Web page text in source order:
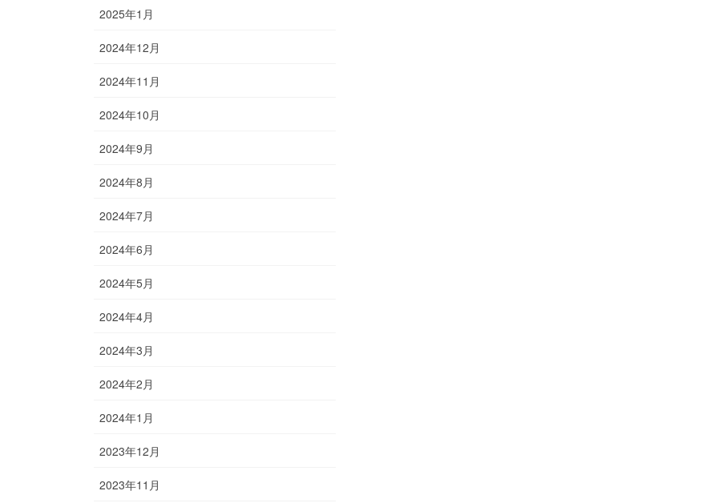
2025年1月
2024年12月
2024年11月
2024年10月
2024年9月
2024年8月
2024年7月
2024年6月
2024年5月
2024年4月
2024年3月
2024年2月
2024年1月
2023年12月
2023年11月